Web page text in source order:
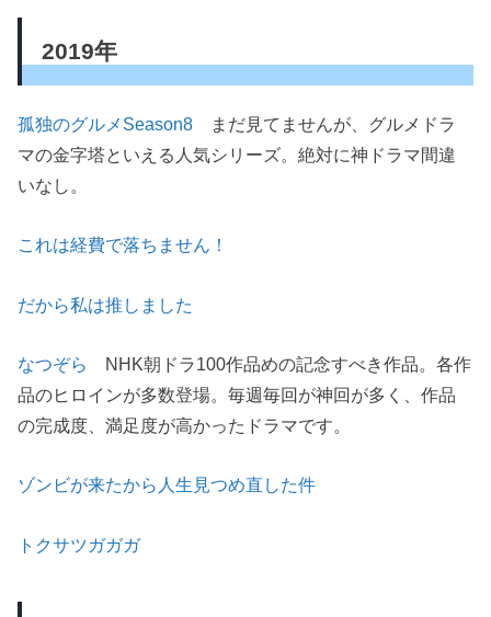
2019年
孤独のグルメSeason8 まだ見てませんが、グルメドラ
マの金字塔といえる人気シリーズ。絶対に神ドラマ間違
いなし。
これは経費で落ちません！
だから私は推しました
なつぞら
NHK朝ドラ100作品めの記念すべき作品。各作
品のヒロインが多数登場。毎週毎回が神回が多く、作品
の完成度、満足度が高かったドラマです。
ゾンビが来たから人生見つめ直した件
トクサツガガガ